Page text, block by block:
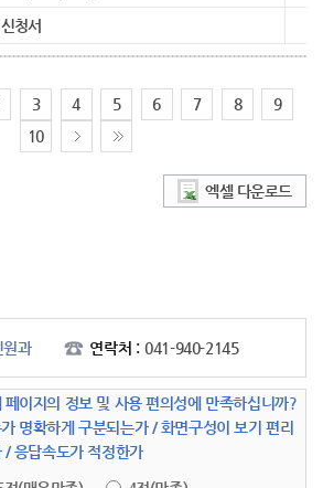
청서
3 4 5 6 7 8
9
10
엑셀 다운로드
원과 연락처 : 041-940-2145
페이지의 정보 및 사용 편의성에 만족하십니까?
명확하게 구분되는가 / 화면구성이 보기 편리
/ 응답속도가 적정한가